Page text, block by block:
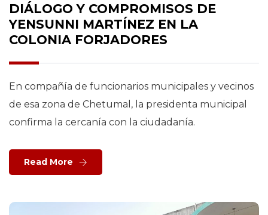
DIÁLOGO Y COMPROMISOS DE
YENSUNNI MARTÍNEZ EN LA
COLONIA FORJADORES
En compañía de funcionarios municipales y vecinos
de esa zona de Chetumal, la presidenta municipal
confirma la cercanía con la ciudadanía.
Read More